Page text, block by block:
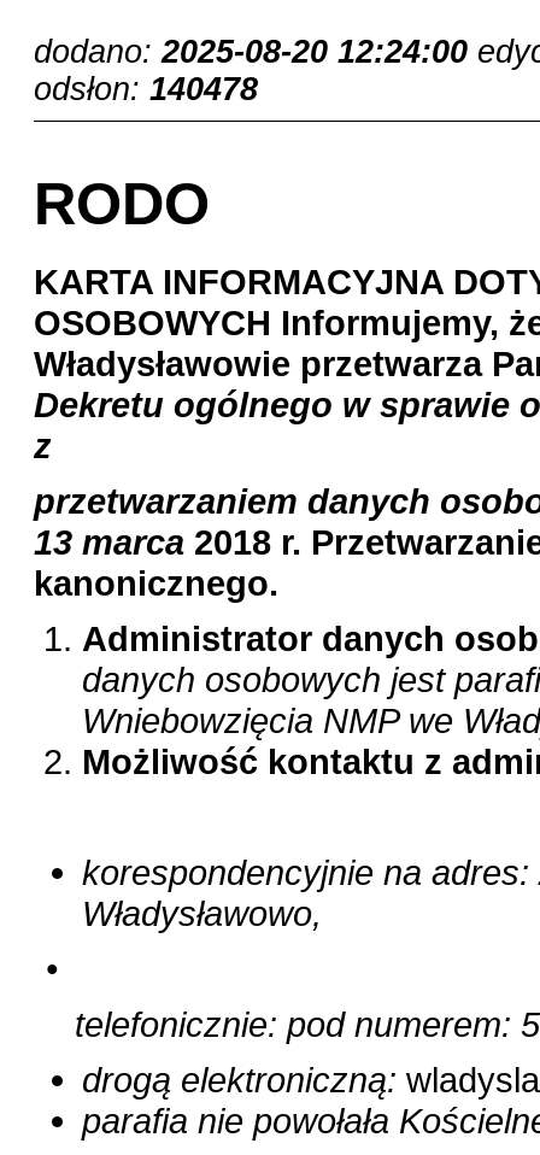
dodano:2025-08-20 12:24:00
odsłon: 140478
RODO
KARTA INFORMACYJNA
OSOBOWYCH Informujemy,
Władysławowie przetwarza
Dekretu ogólnego w sprawie
z
przetwarzaniem danych
13 marca 2018 r.
kanonicznego.
Administrator danych
danych osobowych jest
Wniebowzięcia NMP we
Możliwość kontaktu z
korespondencyjnie na
Władysławowo,
•
telefonicznie: pod numerem:
drogą elektroniczną:
parafia nie powołała